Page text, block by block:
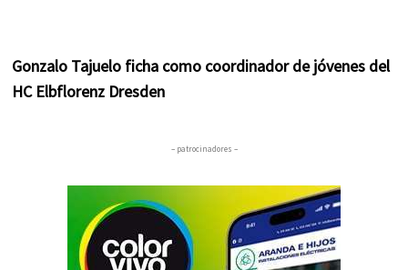
Gonzalo Tajuelo ficha como coordinador de jóvenes del
HC Elbflorenz Dresden
– patrocinadores –